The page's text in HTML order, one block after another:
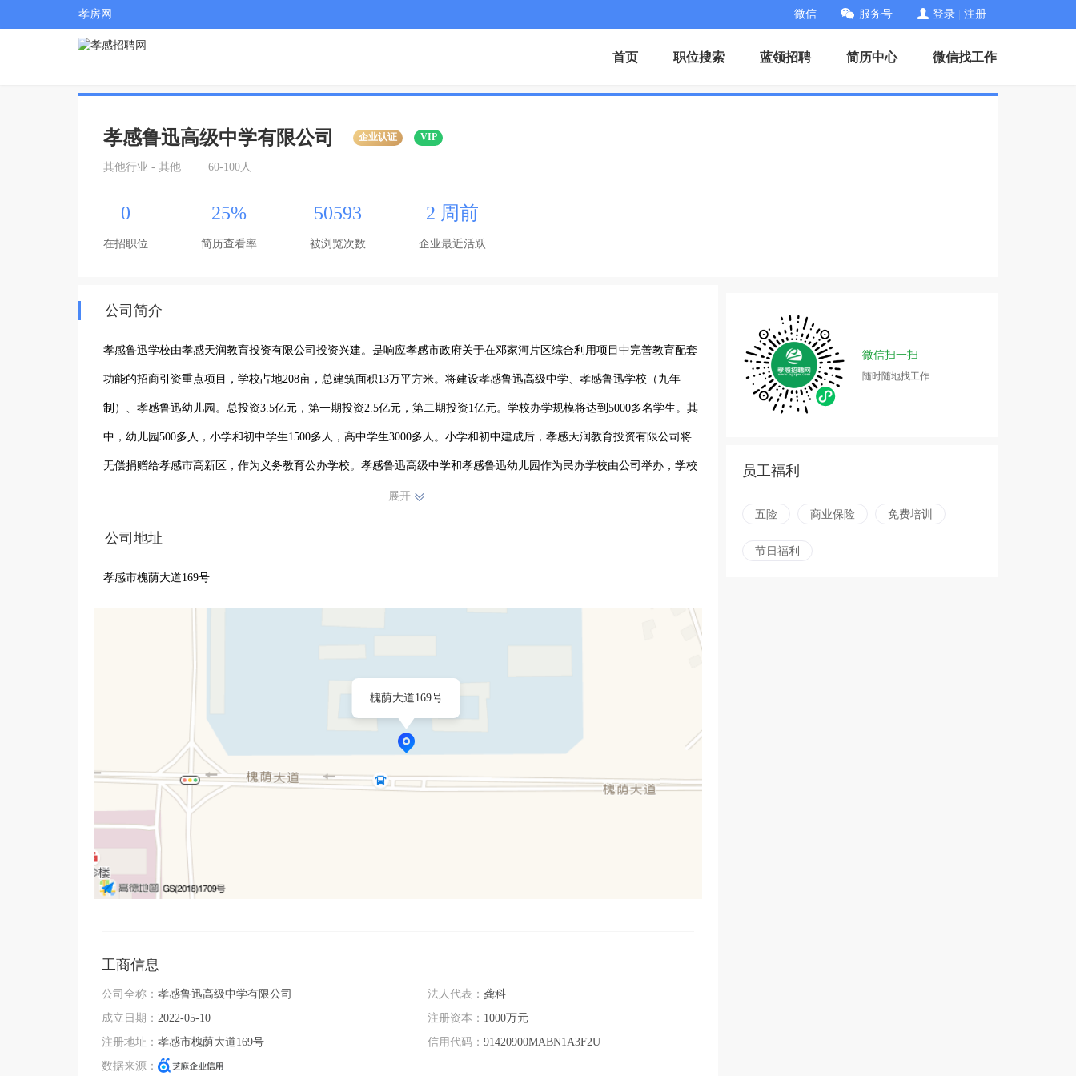
孝房网 微信 服务号 登录 注册
首页 职位搜索 蓝领招聘 简历中心 微信找工作
孝感鲁迅高级中学有限公司 企业认证 VIP
其他行业 - 其他 60-100人
0
在招职位
25%
简历查看率
50593
被浏览次数
2 周前
企业最近活跃
公司简介
孝感鲁迅学校由孝感天润教育投资有限公司投资兴建。是响应孝感市政府关于在邓家河片区综合利用项目中完善教育配套
功能的招商引资重点项目，学校占地208亩，总建筑面积13万平方米。将建设孝感鲁迅高级中学、孝感鲁迅学校（九年
制）、孝感鲁迅幼儿园。总投资3.5亿元，第一期投资2.5亿元，第二期投资1亿元。学校办学规模将达到5000多名学生。其
中，幼儿园500多人，小学和初中学生1500多人，高中学生3000多人。小学和初中建成后，孝感天润教育投资有限公司将
无偿捐赠给孝感市高新区，作为义务教育公办学校。孝感鲁迅高级中学和孝感鲁迅幼儿园作为民办学校由公司举办，学校
工程项目已于2021年8月动工兴建，2022年元月20日完成主体工程建设，2022年5月完成全部配套设施建设并接受验收，20
以“集团优势、名校资源、专家治校、外教加盟”为办学策略，采用“小班教学、寄宿管理、多元育人、特长培养”的办学模
式，全力打造“全省领先、全国一流”名校。
展开
公司地址
孝感市槐荫大道169号
槐荫大道169号
工商信息
公司全称： 孝感鲁迅高级中学有限公司
成立日期： 2022-05-10
注册地址： 孝感市槐荫大道169号
数据来源：
法人代表： 龚科
注册资本： 1000万元
信用代码： 91420900MABN1A3F2U
微信扫一扫
随时随地找工作
员工福利
五险 商业保险 免费培训
节日福利